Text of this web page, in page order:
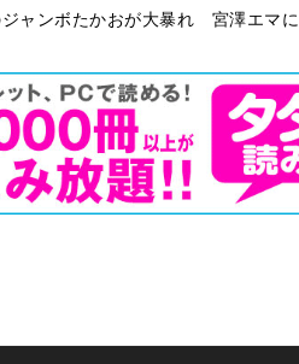
ャンボたかおが大暴れ 宮澤エマ